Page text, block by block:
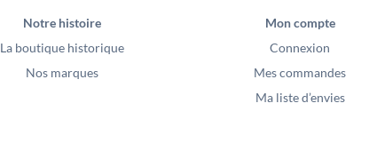
Notre histoire
La boutique historique
Nos marques
Mon compte
Connexion
Mes commandes
Ma liste d’envies